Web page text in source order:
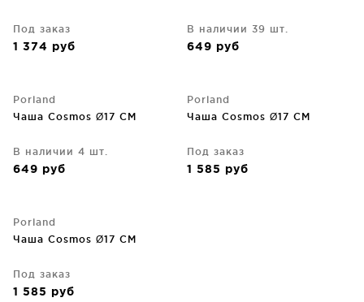
Под заказ
1 374 руб
В наличии 39 шт.
649 руб
Porland
Чаша Cosmos Ø17 CM
В наличии 4 шт.
649 руб
Porland
Чаша Cosmos Ø17 CM
Под заказ
1 585 руб
Porland
Чаша Cosmos Ø17 CM
Под заказ
1 585 руб